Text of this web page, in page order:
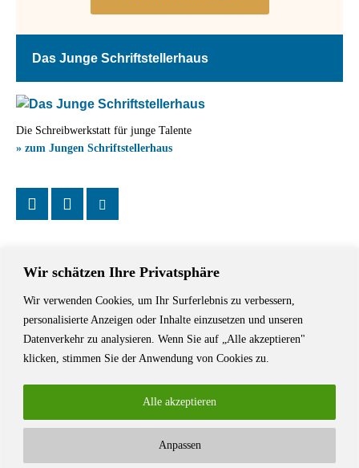
Wir schätzen Ihre Privatsphäre
Wir verwenden Cookies, um Ihr Surferlebnis zu verbessern,
personalisierte Anzeigen oder Inhalte einzusetzen und unseren
Datenverkehr zu analysieren. Wenn Sie auf „Alle akzeptieren"
klicken, stimmen Sie der Anwendung von Cookies zu.
Anpassen
Alle akzeptieren
Das Junge Schriftstellerhaus
Die Schreibwerkstatt für junge Talente
» zum Jungen Schriftstellerhaus
Das Schriftstellerhaus ist ein beliebter Treffpunkt für Autorinnen und
Autoren aus Stuttgart und der Region sowie ein Veranstaltungsort für
Lesungen, Tagungen und Schreibwerkstätten.